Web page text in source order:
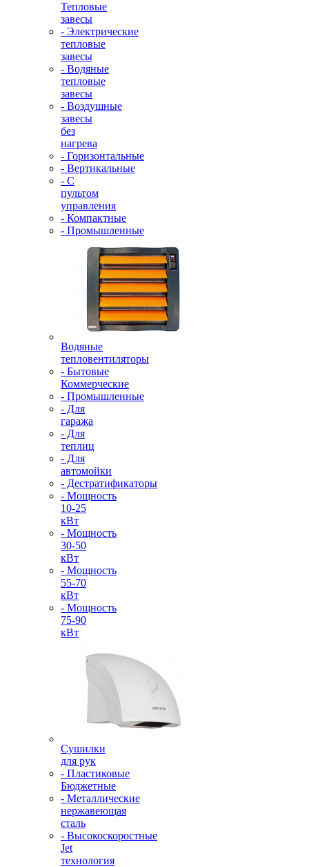
Тепловые
завесы
- Электрические
тепловые
завесы
- Водяные
тепловые
завесы
- Воздушные
завесы
без
нагрева
- Горизонтальные
- Вертикальные
- С
пультом
управления
- Компактные
- Промышленные
Водяные
тепловентиляторы
- Бытовые
Коммерческие
- Промышленные
- Для
гаража
- Для
теплиц
- Для
автомойки
- Дестратификаторы
- Мощность
10-25
кВт
- Мощность
30-50
кВт
- Мощность
55-70
кВт
- Мощность
75-90
кВт
Сушилки
для рук
- Пластиковые
Бюджетные
- Металлические
нержавеющая
сталь
- Высокоскоростные
Jet
технология